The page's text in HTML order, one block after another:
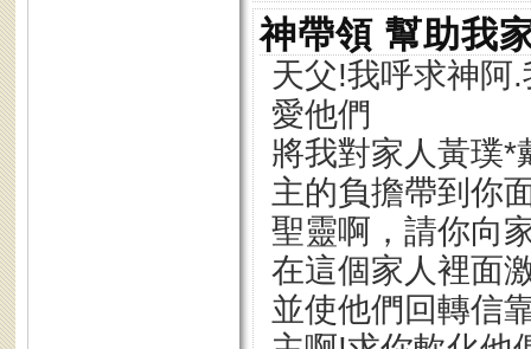
神帶領 幫助我
天父!我呼求神阿
愛他們
將我對家人黃璞*
主的負擔帶到你
聖靈啊，請你向
在這個家人裡面
並使他們回轉信